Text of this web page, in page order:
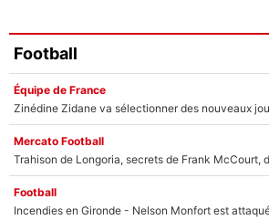
Football
Équipe de France
Mercato Football
Football